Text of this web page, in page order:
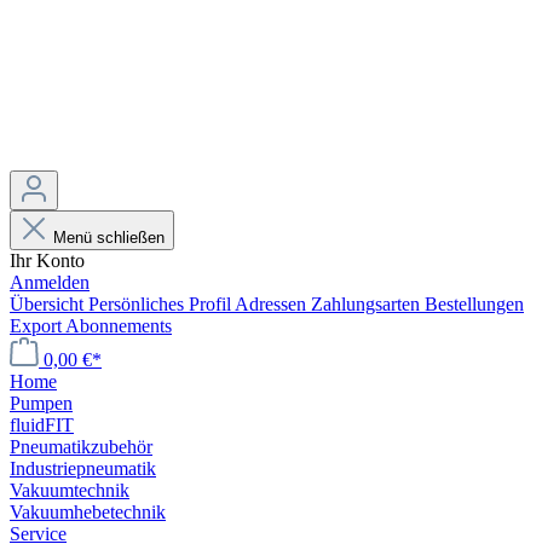
Menü schließen
Ihr Konto
Anmelden
Übersicht Persönliches Profil Adressen Zahlungsarten Bestellungen
Export Abonnements
0,00 €*
Home
Pumpen
fluidFIT
Pneumatikzubehör
Industriepneumatik
Vakuumtechnik
Vakuumhebetechnik
Service